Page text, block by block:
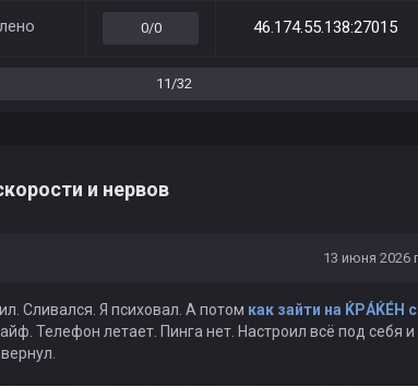
0/0 46.174.55.138:27015
11/32
и нервов
13 июня 2026
Сливался. Я психовал. А потом как зайти на ЌРÁЌÉH с
Телефон летает. Пинга нет. Настроил всё под себя и